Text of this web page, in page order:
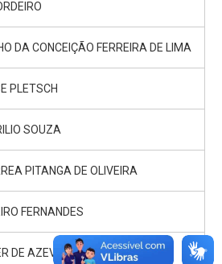
DA CONCEIÇÃO FERREIRA DE LIMA
PLETSCH
SOUZA
PITANGA DE OLIVEIRA
FERNANDES
DE AZEVEDO